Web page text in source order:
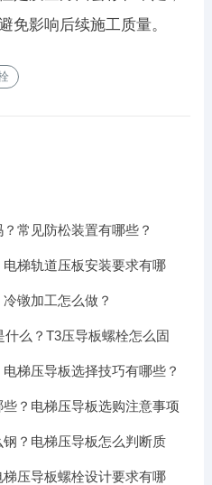
免影响后续施工质量。
常见防松装置有哪些？
梯轨道压板安装要求有哪
镦加工怎么做？
么？T3压导板螺栓怎么固
梯压导板选择技巧有哪些？
？电梯压导板选购注意事项
？电梯压导板怎么判断质
压导板螺栓设计要求有哪